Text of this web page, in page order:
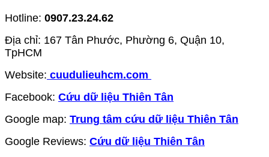
Hotline: 0907.23.24.62
Địa chỉ: 167 Tân Phước, Phường 6, Quận 10,
TpHCM
Website: cuudulieuhcm.com
Facebook: Cứu dữ liệu Thiên Tân
Google map: Trung tâm cứu dữ liệu Thiên Tân
Google Reviews: Cứu dữ liệu Thiên Tân